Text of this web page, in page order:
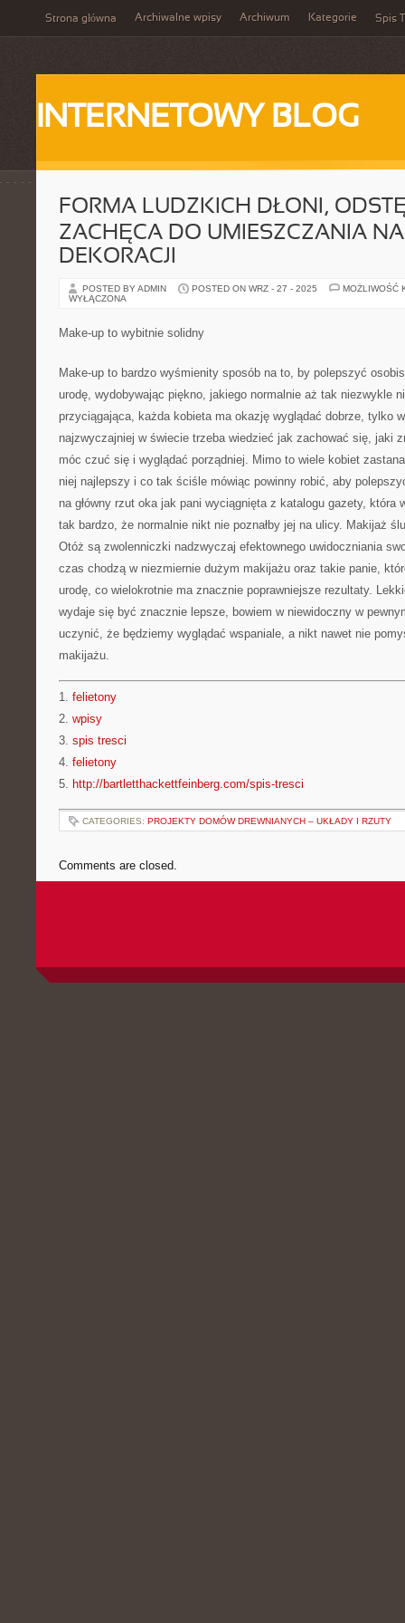
Strona główna Archiwalne wpisy Archiwum Kategorie Spis
INTERNETOWY BLOG
FORMA LUDZKICH DŁONI,
ZACHĘCA DO UMIESZCZANIA
DEKORACJI
POSTED BY ADMIN POSTED ON WRZ - 27 - 2025
MOŻLIWOŚĆ
WYŁĄCZONA
Make-up to wybitnie solidny
Make-up to bardzo wyśmienity sposób na to, by polepszyć
urodę, wydobywając piękno, jakiego normalnie aż tak niezwykle
przyciągająca, każda kobieta ma okazję wyglądać dobrze, tylko
najzwyczajniej w świecie trzeba wiedzieć jak zachować się, jaki
móc czuć się i wyglądać porządniej. Mimo to wiele kobiet
niej najlepszy i co tak ściśle mówiąc powinny robić, aby
na główny rzut oka jak pani wyciągnięta z katalogu gazety, która
tak bardzo, że normalnie nikt nie poznałby jej na ulicy. Makijaż
Otóż są zwolenniczki nadzwyczaj efektownego uwidoczniania
czas chodzą w niezmiernie dużym makijażu oraz takie panie,
urodę, co wielokrotnie ma znacznie poprawniejsze rezultaty.
wydaje się być znacznie lepsze, bowiem w niewidoczny w
uczynić, że będziemy wyglądać wspaniale, a nikt nawet nie
makijażu.
1. felietony
2. wpisy
3. spis tresci
4. felietony
5. http://bartletthackettfeinberg.com/spis-tresci
CATEGORIES: PROJEKTY DOMÓW DREWNIANYCH – UKŁADY I RZUTY
Comments are closed.